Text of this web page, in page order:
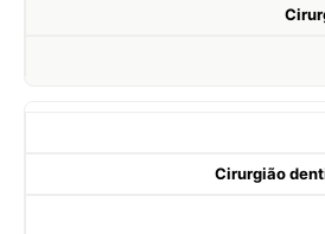
Cirurgião